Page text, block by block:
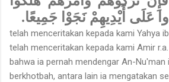
عَلَى أَيْدِيهِمْ نَجَوْا جَمِيعًا.
telah menceritakan kepada kami Yahya
telah menceritakan kepada kami Amir
bahwa ia pernah mendengar An-Nu'man
berkhotbah, antara lain ia mengatakan